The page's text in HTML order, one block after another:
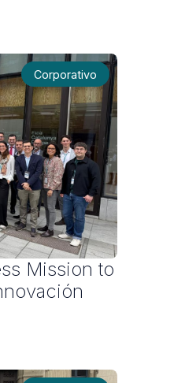
Corporativo
Mission to